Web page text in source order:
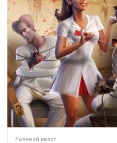
Ролевой квест